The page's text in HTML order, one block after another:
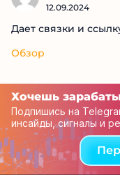
12.09.2024
Дает связки и
Обзор
Хочешь
Подпишись на
инсайды, сигналы и